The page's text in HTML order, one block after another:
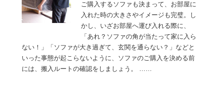
ご購入するソファも決まって、お部屋に
入れた時の大きさやイメージも完璧。し
かし、いざお部屋へ運び入れる際に、
「あれ？ソファの角が当たって家に入ら
ない！」「ソファが大き過ぎて、玄関を通らない？」などと
いった事態が起こらないように、ソファのご購入を決める前
には、搬入ルートの確認をしましょう。 ……